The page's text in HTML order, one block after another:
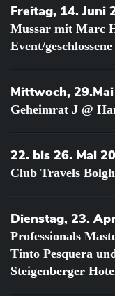
Freitag, 14. Juni
Mussar mit Marc
Event/
Mittwoch,
Geheimrat J @
22. bis 26. Mai
Club Travels
Dienstag, 23.
Professionals
Tinto Pesquera
Steigenberger